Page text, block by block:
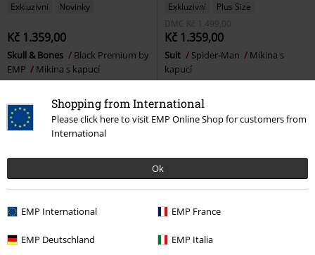
Shopping from International
Please click here to visit EMP Online Shop for customers from
International
Ok
EMP International EMP France
EMP Deutschland EMP Italia
Exkluzivní Novinky
Kč 1.359,00
Skull & Bones
Black Premium by
EMP
Mikina s kapucí
Exkluzivní
Plus Size
DMC
Kč 1.499,00
Kč 1.359,00
Suit Spider-Man
Mikina s
kapucí